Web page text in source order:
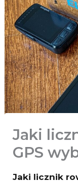
Jaki
GPS
Jaki licznik